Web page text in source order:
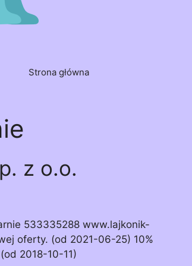
Strona główna
z o.o.
533335288 www.lajkonik-
oferty. (od 2021-06-25) 10%
2018-10-11)